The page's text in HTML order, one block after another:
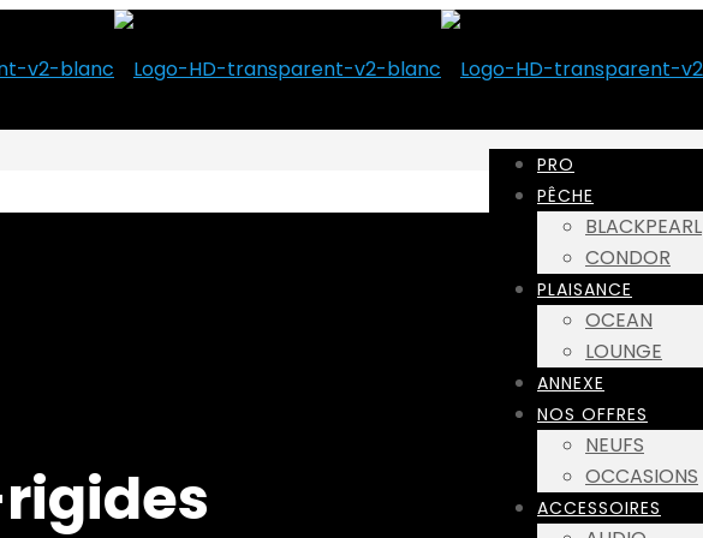
PRO
PÊCHE
BLACKPEARL
CONDOR
PLAISANCE
OCEAN
LOUNGE
ANNEXE
NOS OFFRES
NEUFS
OCCASIONS
ACCESSOIRES